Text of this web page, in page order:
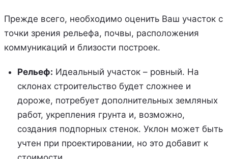
Прежде всего, необходимо оценить Ваш участок с
точки зрения рельефа, почвы, расположения
коммуникаций и близости построек.
Рельеф: Идеальный участок – ровный. На
склонах строительство будет сложнее и
дороже, потребует дополнительных земляных
работ, укрепления грунта и, возможно,
создания подпорных стенок. Уклон может быть
учтен при проектировании, но это добавит к